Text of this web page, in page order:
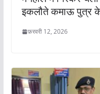
इकलौते कमाऊ पुत्र
फ़रवरी 12, 2026